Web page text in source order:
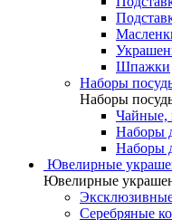
Шпажки
Наборы
Наборы
Чайные,
Наборы
Наборы
Ювелирные
Ювелирные
Серебряные